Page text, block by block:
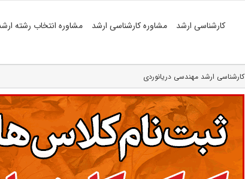
کارشناسی ارشد مشاوره کارشناسی ارشد مشاوره انتخاب رشته
کارشناسی ارشد مهندسی دریانوردی